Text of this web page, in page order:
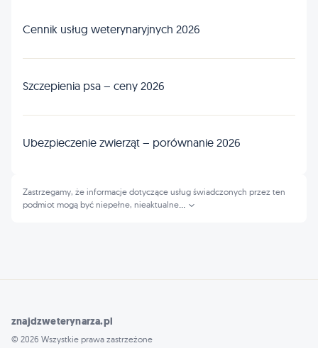
Cennik usług weterynaryjnych 2026
Szczepienia psa – ceny 2026
Ubezpieczenie zwierząt – porównanie 2026
Zastrzegamy, że informacje dotyczące usług świadczonych przez ten
podmiot mogą być niepełne, nieaktualne
znajdzweterynarza.pl
© 2026 Wszystkie prawa zastrzeżone